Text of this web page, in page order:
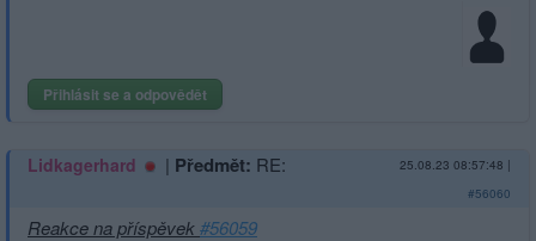
Přihlásit se a odpovědět
Lidkagerhard | Předmět: RE: 25.08.23 08:57:48 |
#56060
Reakce na příspěvek#56059